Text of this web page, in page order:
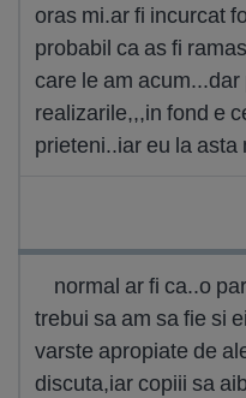
oras mi.ar fi incurcat
probabil ca as fi
care le am
realizarile,,,in fond e
prieteni..iar eu la asta
normal ar fi ca..o
trebui sa am sa fie si
varste apropiate de
discuta,iar copiii sa